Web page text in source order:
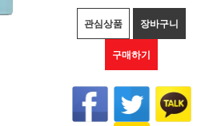
관심상품 장바구니
구매하기